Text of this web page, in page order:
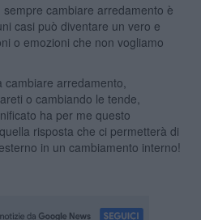
cambiare arredamento è
casi può diventare un vero e
o emozioni che non vogliamo
arredamento,
o cambiando le tende,
ha per me questo
risposta che ci permetterà di
in un cambiamento interno!